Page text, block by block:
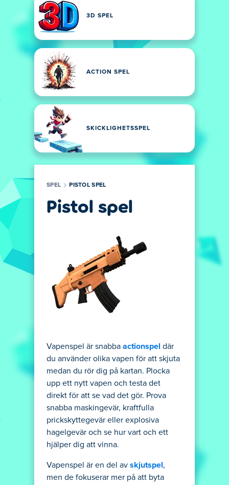
3D SPEL
ACTION SPEL
SKICKLIGHETSSPEL
SPEL PISTOL SPEL
Pistol spel
Vapenspel är snabba actionspel där
du använder olika vapen för att skjuta
medan du rör dig på kartan. Plocka
upp ett nytt vapen och testa det
direkt för att se vad det gör. Prova
snabba maskingevär, kraftfulla
prickskyttegevär eller explosiva
hagelgevär och se hur vart och ett
hjälper dig att vinna.
Vapenspel är en del av skjutspel ,
men de fokuserar mer på att byta